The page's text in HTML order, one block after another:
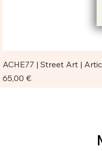
ACHE77 | Street Art |
Prezzo
65,00 €